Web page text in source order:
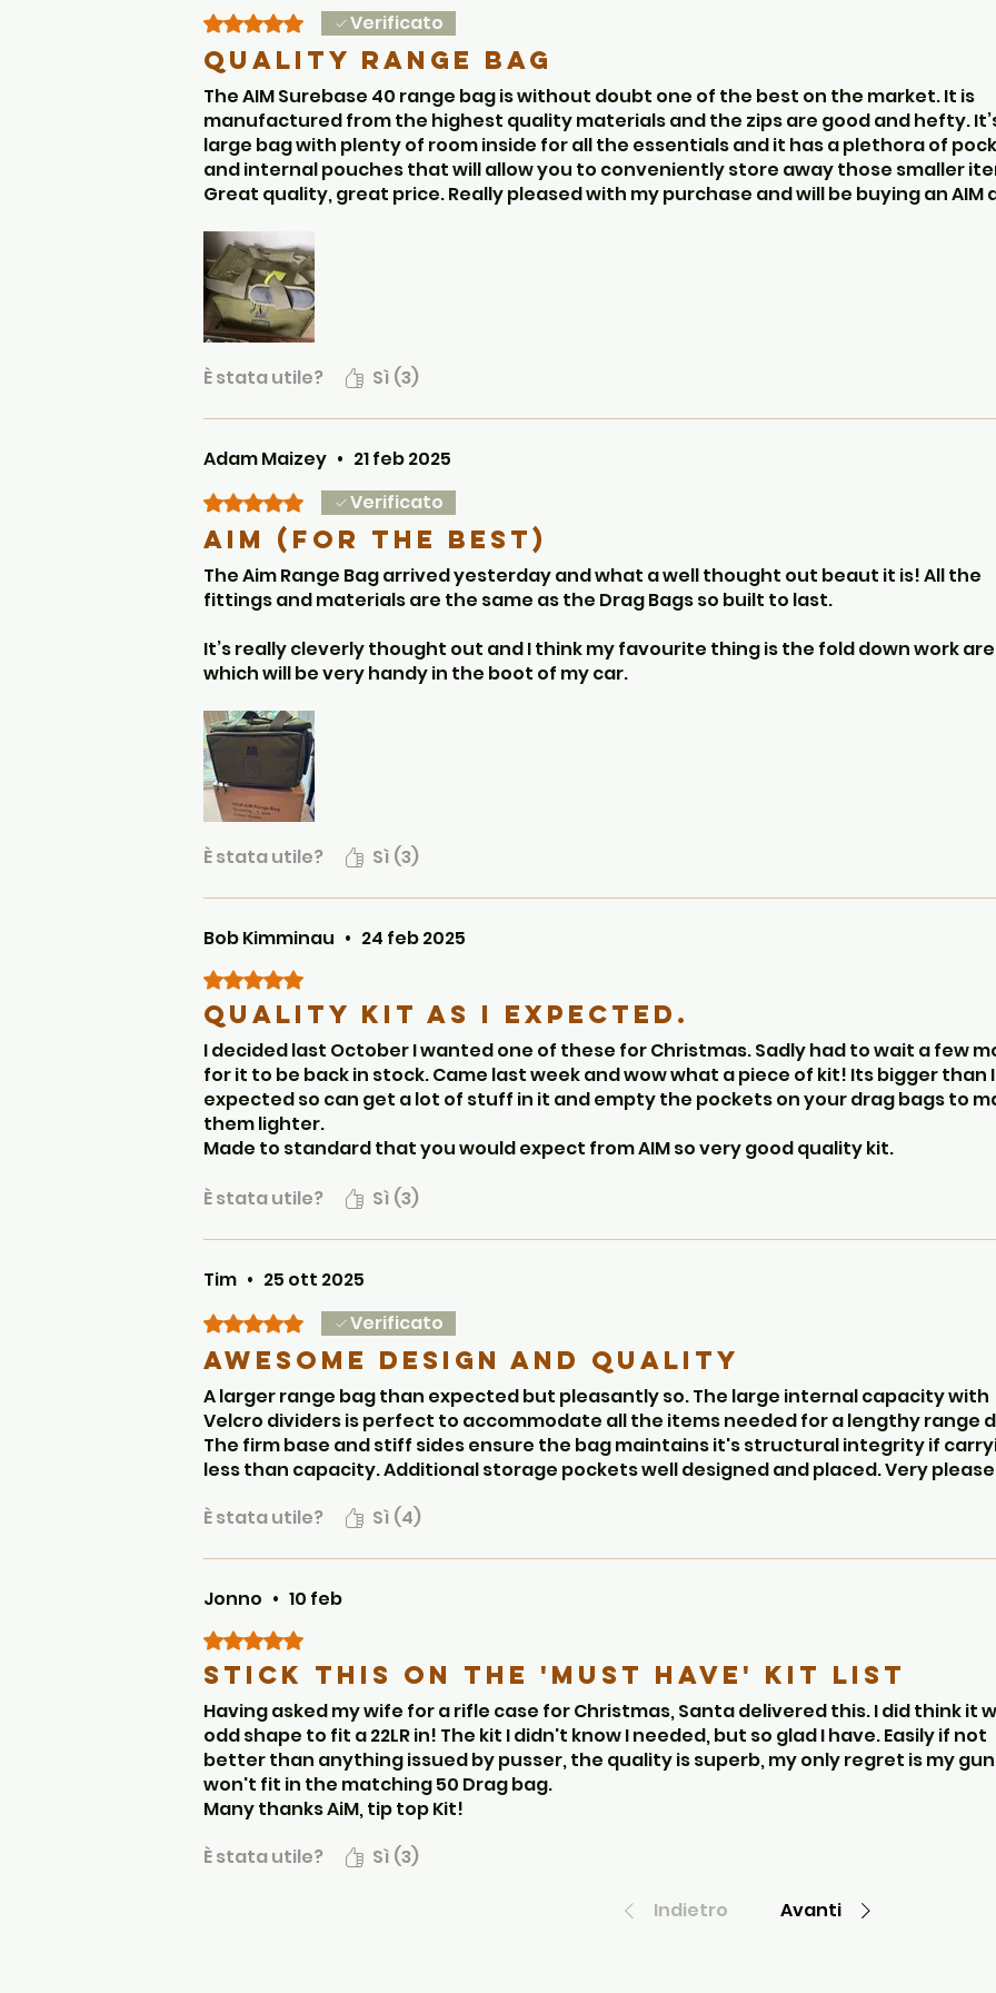
Robusta maniglia in tessuto sulla parte superiore. Quando la maniglia è chiusa, sotto c'è
giacca.
Tracolla regolabile per lunghi periodi di trasporto. Il cinturino è removibile tramite
Infine, se vuoi sostituire il poligono di tiro con la riva del fiume, questa borsa farà entrambe le
Valutazione 5 stelle su 5.
Verificato
Quality Range Bag
The AIM Surebase 40 range bag is without doubt one of the best on the market. It is
manufactured from the highest quality materials and the zips are good and hefty.
large bag with plenty of room inside for all the essentials and it has a plethora of
and internal pouches that will allow you to conveniently store away those smaller
Great quality, great price. Really pleased with my purchase and will be buying an AIM
È stata utile? Sì (3)
Adam Maizey • 21 feb 2025
Valutazione 5 stelle su 5.
Verificato
Aim (for the best)
The Aim Range Bag arrived yesterday and what a well thought out beaut it is! All the
fittings and materials are the same as the Drag Bags so built to last.
It’s really cleverly thought out and I think my favourite thing is the fold down work
which will be very handy in the boot of my car.
I was also pleasantly surprised how big it is!
Well done AIM!
È stata utile? Sì (3)
Bob Kimminau • 24 feb 2025
Valutazione 5 stelle su 5.
Quality kit as I expected.
I decided last October I wanted one of these for Christmas. Sadly had to wait a few
for it to be back in stock. Came last week and wow what a piece of kit! Its bigger than I
expected so can get a lot of stuff in it and empty the pockets on your drag bags to
them lighter.
Made to standard that you would expect from AIM so very good quality kit.
but only comes with one long divider and one small.
È stata utile? Sì (3)
Tim • 25 ott 2025
Valutazione 5 stelle su 5.
Verificato
Awesome design and quality
A larger range bag than expected but pleasantly so. The large internal capacity with
Velcro dividers is perfect to accommodate all the items needed for a lengthy range
The firm base and stiff sides ensure the bag maintains it's structural integrity if
less than capacity. Additional storage pockets well designed and placed. Very
È stata utile?
Sì (4)
Jonno • 10 feb
Valutazione 5 stelle su 5.
Stick this on the 'Must have' kit list
Having asked my wife for a rifle case for Christmas, Santa delivered this. I did think it
odd shape to fit a 22LR in! The kit I didn't know I needed, but so glad I have. Easily if not
better than anything issued by pusser, the quality is superb, my only regret is my gun
won't fit in the matching 50 Drag bag.
Many thanks AiM, tip top Kit!
È stata utile?
Sì (3)
Indietro Avanti